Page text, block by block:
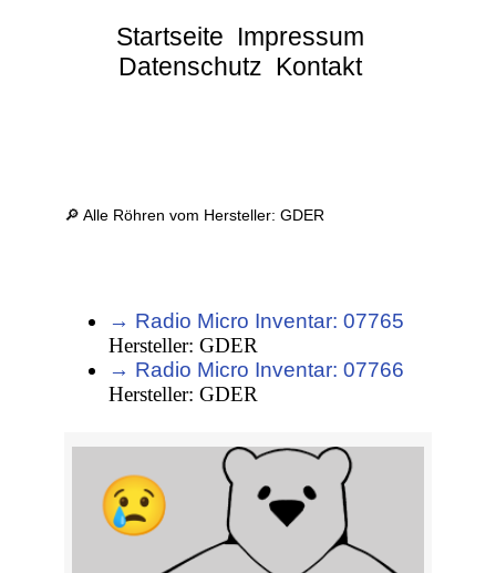
Startseite Impressum
Datenschutz Kontakt
🔎 Alle Röhren vom Hersteller: GDER
→ Radio Micro Inventar: 07765
Hersteller: GDER
→ Radio Micro Inventar: 07766
Hersteller: GDER